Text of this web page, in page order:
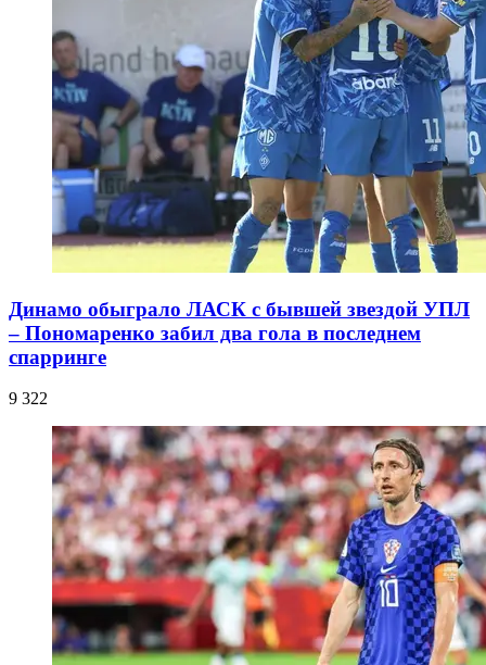
Динамо обыграло ЛАСК с бывшей звездой УПЛ
– Пономаренко забил два гола в последнем
спарринге
9 322